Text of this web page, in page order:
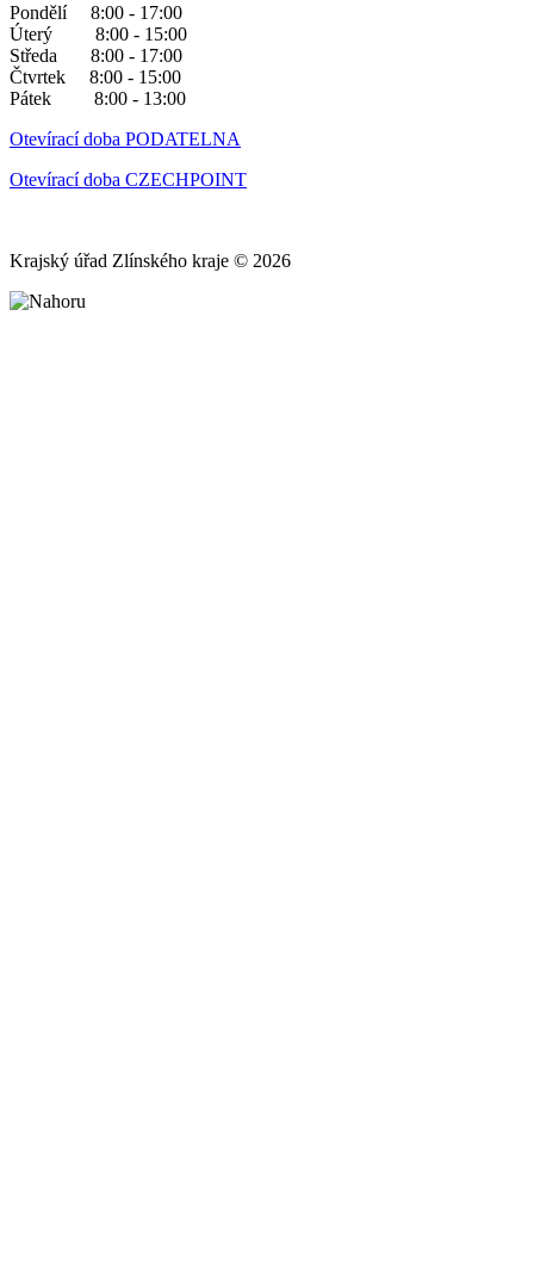
Pondělí 8:00 - 17:00
Úterý 8:00 - 15:00
Středa 8:00 - 17:00
Čtvrtek 8:00 - 15:00
Pátek 8:00 - 13:00
Otevírací doba PODATELNA
Otevírací doba CZECHPOINT
Krajský úřad Zlínského kraje © 2026